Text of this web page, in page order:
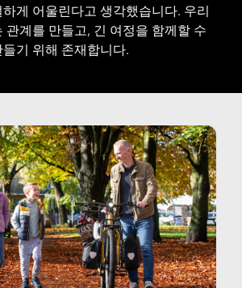
게 어울린다고 생각했습니다. 우리
관계를 만들고, 긴 여정을 함께할 수
기 위해 존재합니다.